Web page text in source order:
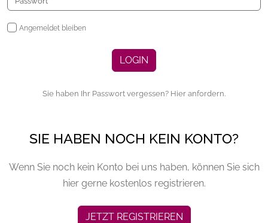
Angemeldet bleiben
LOGIN
Sie haben Ihr Passwort vergessen? Hier anfordern.
SIE HABEN NOCH KEIN KONTO?
Wenn Sie noch kein Konto bei uns haben, können Sie sich
hier gerne kostenlos registrieren.
JETZT REGISTRIEREN